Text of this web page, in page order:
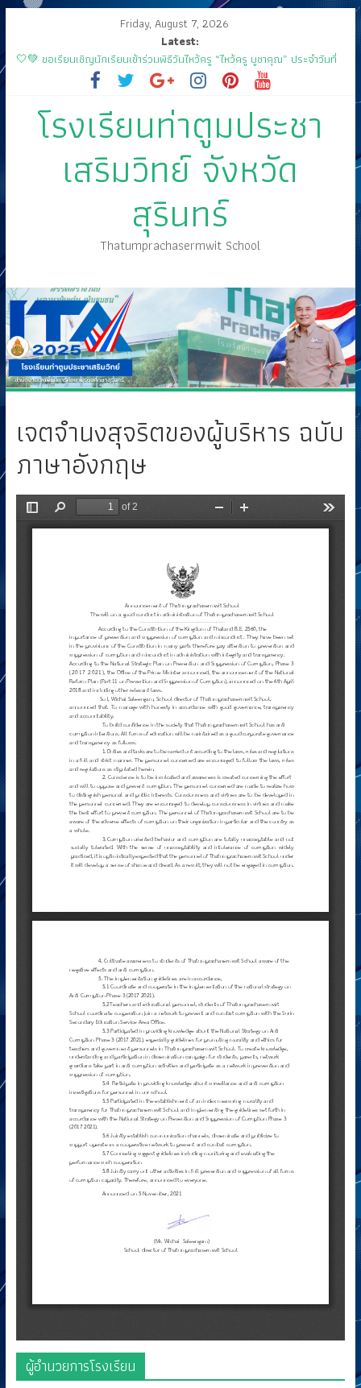
Friday, August 7, 2026
Latest:
กิจกรรมการประกวดแข่งขัน เนื่องในกิจกรรม “วันสุนทรภู่ สู่วันภาษาไทย”
ประจำปีการศึกษา ๒๕๖๘
🤍💚 ขอเรียนเชิญนักเรียนเข้าร่วมพิธีวันไหว้ครู “ไหว้ครู บูชาคุณ” ประจำวันที่
กิจกรรมประชุมผู้ปกครองนักเรียน ภาคเรียนที่ 1/2568
ส่งเสด็จสู่ฟากฟ้าสุราลัย
ขอเชิญร่วมงานแสดงมุทิตาจิต คุณครูสมพงษ์ โสมสุข
โรงเรียนท่าตูมประชา
เสริมวิทย์ จังหวัด
สุรินทร์
Thatumprachasermwit School
เจตจำนงสุจริตของผู้บริหาร ฉบับ
ภาษาอังกฤษ
ผู้อำนวยการโรงเรียน